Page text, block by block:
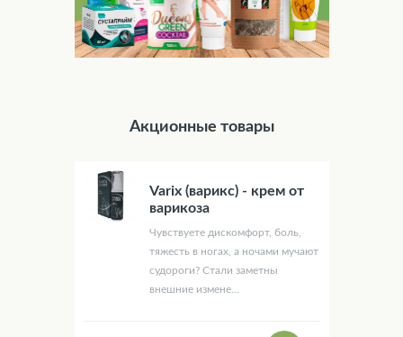
Акционные товары
Varix (варикс) - крем от
варикоза
Чувствуете дискомфорт, боль,
тяжесть в ногах, а ночами мучают
судороги? Стали заметны
внешние измене...